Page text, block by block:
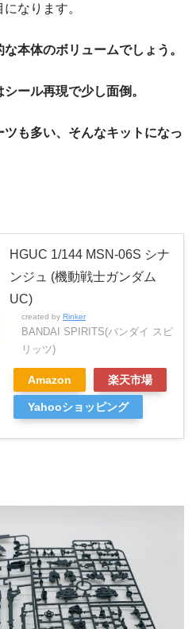
なります。
本体のボリュームでしょう。
ール再現で少し面倒。
も多い、そんなキットになっ
HGUC 1/144 MSN-06S シナ
ンジュ (機動戦士ガンダム
UC)
created by Rinker
BANDAI SPIRITS(バンダイ スピ
リッツ)
Amazon 楽天市場
Yahooショッピング